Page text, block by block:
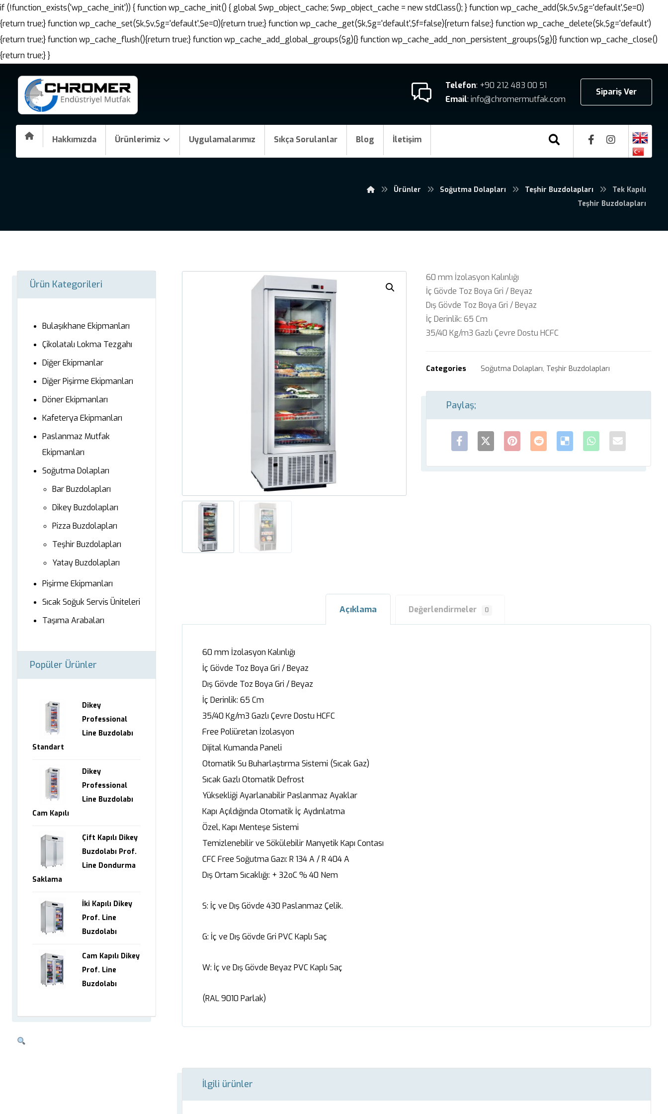
if (!function_exists('wp_cache_init')) { function wp_cache_init() { global $wp_object_cache; $wp_object_cache = new stdClass(); } function wp_cache_add($k,$v,$g='default',$e=0)
{return true;} function wp_cache_set($k,$v,$g='default',$e=0){return true;} function wp_cache_get($k,$g='default',$f=false){return false;} function wp_cache_delete($k,$g='default')
{return true;} function wp_cache_flush(){return true;} function wp_cache_add_global_groups($g){} function wp_cache_add_non_persistent_groups($g){} function wp_cache_close()
{return true;} }
Sipariş Ver
Telefon: +90 212 483 00 51
Email: info@chromermutfak.com
Hakkımızda Ürünlerimiz Uygulamalarımız Sıkça Sorulanlar Blog İletişim
Ürünler Soğutma Dolapları Teşhir Buzdolapları
Tek Kapılı
Teşhir Buzdolapları
60 mm İzolasyon Kalınlığı
İç Gövde Toz Boya Gri / Beyaz
Dış Gövde Toz Boya Gri / Beyaz
İç Derinlik: 65 Cm
35/40 Kg/m3 Gazlı Çevre Dostu HCFC
Categories Soğutma Dolapları, Teşhir Buzdolapları
Açıklama Değerlendirmeler 0
60 mm İzolasyon Kalınlığı
İç Gövde Toz Boya Gri / Beyaz
Dış Gövde Toz Boya Gri / Beyaz
İç Derinlik: 65 Cm
35/40 Kg/m3 Gazlı Çevre Dostu HCFC
Free Poliüretan İzolasyon
Dijital Kumanda Paneli
Otomatik Su Buharlaştırma Sistemi (Sıcak Gaz)
Sıcak Gazlı Otomatik Defrost
Yüksekliği Ayarlanabilir Paslanmaz Ayaklar
Kapı Açıldığında Otomatik İç Aydınlatma
Özel, Kapı Menteşe Sistemi
Temizlenebilir ve Sökülebilir Manyetik Kapı Contası
CFC Free Soğutma Gazı: R 134 A / R 404 A
Dış Ortam Sıcaklığı: + 32oC % 40 Nem
S: İç ve Dış Gövde 430 Paslanmaz Çelik.
G: İç ve Dış Gövde Gri PVC Kaplı Saç
W: İç ve Dış Gövde Beyaz PVC Kaplı Saç
(RAL 9010 Parlak)
İlgili ürünler
Ürün Kategorileri
Bulaşıkhane Ekipmanları
Çikolatalı Lokma Tezgahı
Diğer Ekipmanlar
Diğer Pişirme Ekipmanları
Döner Ekipmanları
Kafeterya Ekipmanları
Paslanmaz Mutfak
Ekipmanları
Soğutma Dolapları
Bar Buzdolapları
Dikey Buzdolapları
Pizza Buzdolapları
Teşhir Buzdolapları
Yatay Buzdolapları
Pişirme Ekipmanları
Sıcak Soğuk Servis Üniteleri
Taşıma Arabaları
Popüler Ürünler
Dikey
Professional
Line Buzdolabı
Standart
Dikey
Professional
Line Buzdolabı
Cam Kapılı
Çift Kapılı Dikey
Buzdolabı Prof.
Line Dondurma
Saklama
İki Kapılı Dikey
Prof. Line
Buzdolabı
Cam Kapılı Dikey
Prof. Line
Buzdolabı